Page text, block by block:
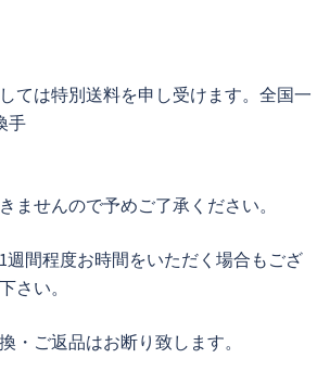
ては特別送料を申し受けます。全国一
手
ませんので予めご了承ください。
週間程度お時間をいただく場合もござ
さい。
・ご返品はお断り致します。